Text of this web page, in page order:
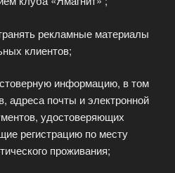
рекламные материалы
клиентов;
информацию, в том
адреса почты и электронной
удостоверяющих
регистрацию по месту
проживания;